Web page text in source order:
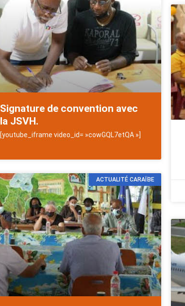
Signature de convention avec
la JSVH.
[youtube_iframe video_id= »cowGQL7etQA »]
ACTUALITÉ CARAÏBE